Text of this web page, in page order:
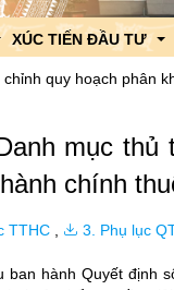
ý dự thảo
đạo điều hành
biến pháp luật
XÚC TIẾN ĐẦU TƯ
Chính sách thu hút
Các hoạt động thu hút
Dự án thu hút đầu tư
phân khu xây
mục
chính
TTHC , 3. Phụ lục
ban hành Quyết